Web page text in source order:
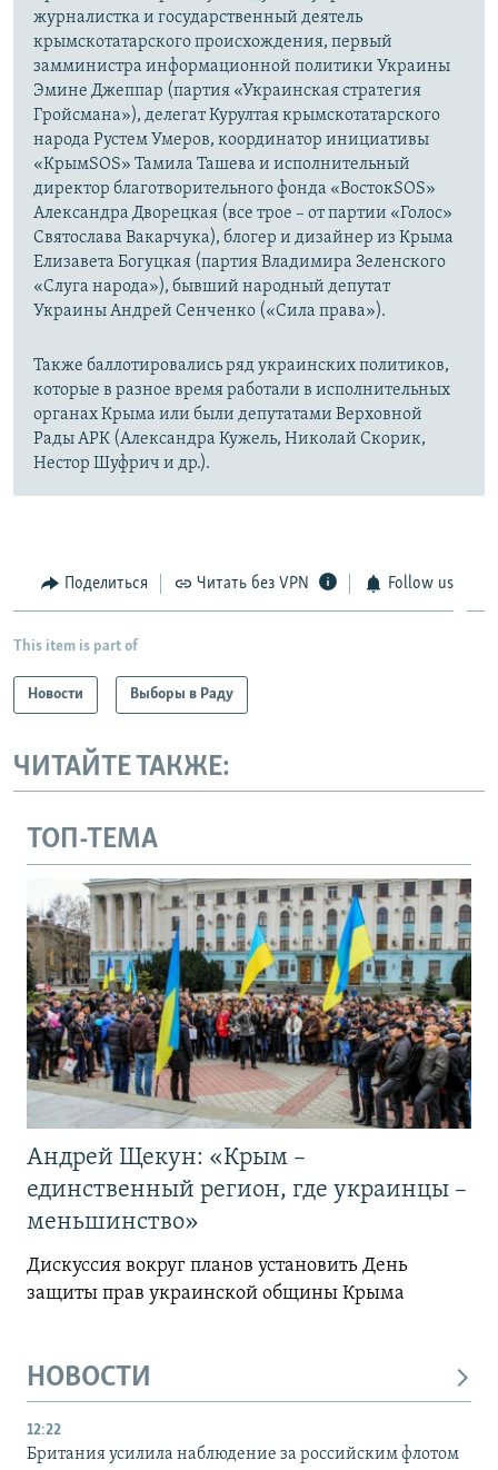
журналистка и государственный деятель
крымскотатарского происхождения, первый
замминистра информационной политики Украины
Эмине Джеппар (партия «Украинская стратегия
Гройсмана»), делегат Курултая крымскотатарского
народа Рустем Умеров, координатор инициативы
«КрымSOS» Тамила Ташева и исполнительный
директор благотворительного фонда «ВостокSOS»
Александра Дворецкая (все трое – от партии «Голос»
Святослава Вакарчука), блогер и дизайнер из Крыма
Елизавета Богуцкая (партия Владимира Зеленского
«Слуга народа»), бывший народный депутат
Украины Андрей Сенченко («Сила права»).
Также баллотировались ряд украинских политиков,
которые в разное время работали в исполнительных
органах Крыма или были депутатами Верховной
Рады АРК (Александра Кужель, Николай Скорик,
Нестор Шуфрич и др.).
Поделиться Читать без VPN Follow us
This item is part of
Новости Выборы в Раду
ЧИТАЙТЕ ТАКЖЕ:
ТОП-ТЕМА
Андрей Щекун: «Крым –
единственный регион, где украинцы –
меньшинство»
Дискуссия вокруг планов установить День
защиты прав украинской общины Крыма
НОВОСТИ
12:22
Британия усилила наблюдение за российским флотом